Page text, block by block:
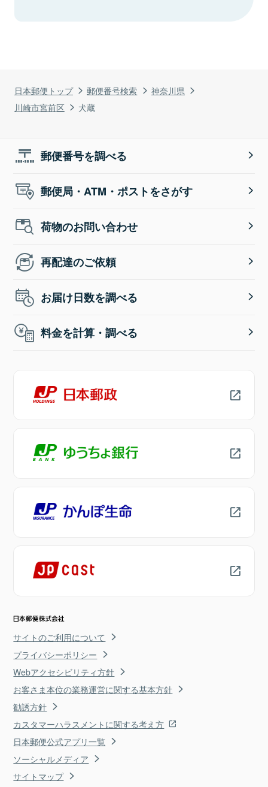
日本郵便トップ 郵便番号検索
神奈川県
川崎市宮前区
犬蔵
郵便番号を調べる
郵便局・ATM・ポストをさがす
荷物のお問い合わせ
再配達のご依頼
お届け日数を調べる
料金を計算・調べる
サイトのご利用について
プライバシーポリシー
Webアクセシビリティ方針
お客さま本位の業務運営に関する基本方針
勧誘方針
カスタマーハラスメントに関する考え方
日本郵便公式アプリ一覧
ソーシャルメディア
サイトマップ